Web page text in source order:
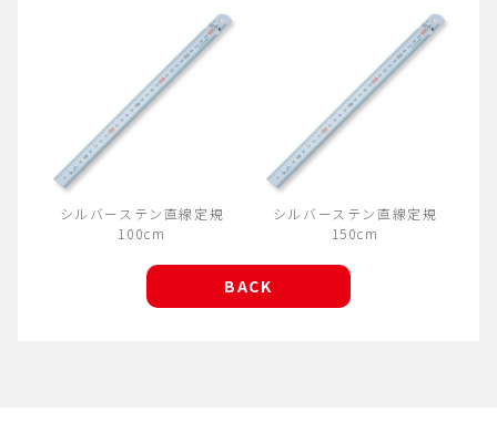
シルバーステン直線定規
100cm
シルバーステン直線定規
150cm
BACK